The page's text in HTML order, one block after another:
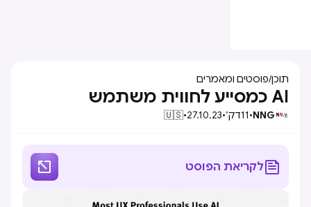
תוכן/פוסטים ומאמרים
AI כמסייע לחווית משתמש
NNG
•
11דק׳•
27.10.23
•
🇺🇸
לקריאת הפוסט 